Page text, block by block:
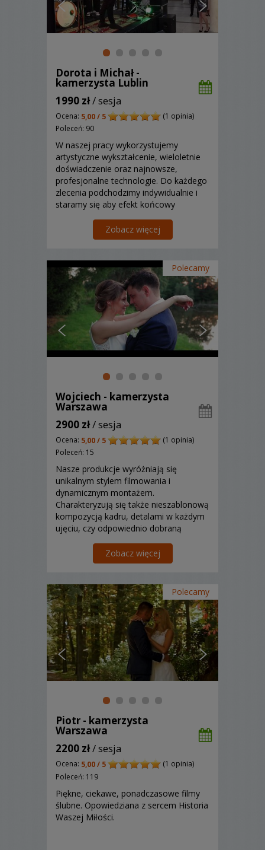
Dorota i Michał -
kamerzysta Lublin
1990 zł/ sesja
Ocena: 5,00 / 5
(1 opinia)
Poleceń: 90
W naszej pracy wykorzystujemy
artystyczne wykształcenie, wieloletnie
doświadczenie oraz najnowsze,
profesjonalne technologie. Do każdego
zlecenia podchodzimy indywidualnie i
staramy się aby efekt końcowy
uwzględniał wizję klienta. Zajmujemy
się: wideofilmowaniem, fotografią
Zobacz więcej
Polecamy
Wojciech - kamerzysta
Warszawa
2900 zł/ sesja
Ocena: 5,00 / 5
(1 opinia)
Poleceń: 15
Nasze produkcje wyróżniają się
unikalnym stylem filmowania i
dynamicznym montażem.
Charakteryzują się także nieszablonową
kompozycją kadru, detalami w każdym
ujęciu, czy odpowiednio dobraną
Zobacz więcej
Polecamy
Piotr - kamerzysta
Warszawa
2200 zł/ sesja
Ocena: 5,00 / 5
(1 opinia)
Poleceń: 119
Piękne, ciekawe, ponadczasowe filmy
ślubne. Opowiedziana z sercem Historia
Waszej Miłości.